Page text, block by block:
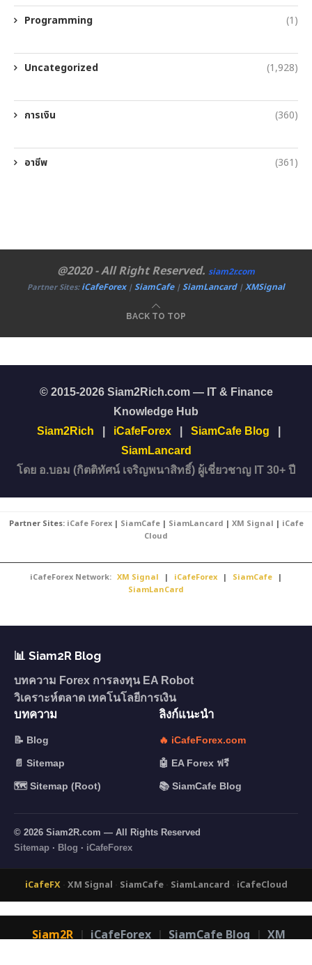
Programming (1)
Uncategorized (1,928)
การเงิน (360)
อาชีพ (361)
@2020 - All Right Reserved. siam2r.com
Partner Sites:iCafeForex|SiamCafe|SiamLancard|XMSignal
BACK TO TOP
© 2015-2026 Siam2Rich.com — IT & Finance
Knowledge Hub
Siam2Rich
iCafeForex SiamCafe Blog
SiamLancard
โดย อ.บอม (กิตติทัศน์ เจริญพนาสิทธิ์) ผู้เชี่ยวชาญ IT 30+ ปี
Partner Sites: iCafe Forex| SiamCafe| SiamLancard | XM Signal | iCafe
Cloud
iCafeForex Network: XM Signal | iCafeForex | SiamCafe |
SiamLanCard
📊 Siam2R Blog
บทความ Forex การลงทุน EA Robot
วิเคราะห์ตลาด เทคโนโลยีการเงิน
บทความ
📝 Blog
📄 Sitemap
🗺️ Sitemap (Root)
ลิงก์แนะนำ
🔥 iCafeForex.com
🤖 EA Forex ฟรี
📚 SiamCafe Blog
© 2026 Siam2R.com — All Rights Reserved
Sitemap · Blog · iCafeForex
iCafeFX· XM Signal · SiamCafe· SiamLancard · iCafeCloud
Siam2R | iCafeForex | SiamCafe Blog | XM